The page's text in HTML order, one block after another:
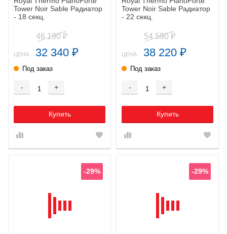
Tower Noir Sable Радиатор
- 18 секц.
46 190 ₽
ЦЕНА: 32 340 ₽
Под заказ
- +
Купить
Tower Noir Sable Радиатор
- 22 секц.
54 590 ₽
ЦЕНА: 38 220 ₽
Под заказ
- +
Купить
-29% -29%